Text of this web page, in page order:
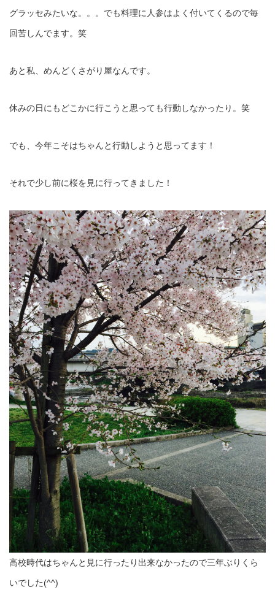
グラッセみたいな。。。でも料理に人参はよく付いてくるので毎
回苦しんでます。笑
あと私、めんどくさがり屋なんです。
休みの日にもどこかに行こうと思っても行動しなかったり。笑
でも、今年こそはちゃんと行動しようと思ってます！
それで少し前に桜を見に行ってきました！
高校時代はちゃんと見に行ったり出来なかったので三年ぶりくら
いでした(^^)